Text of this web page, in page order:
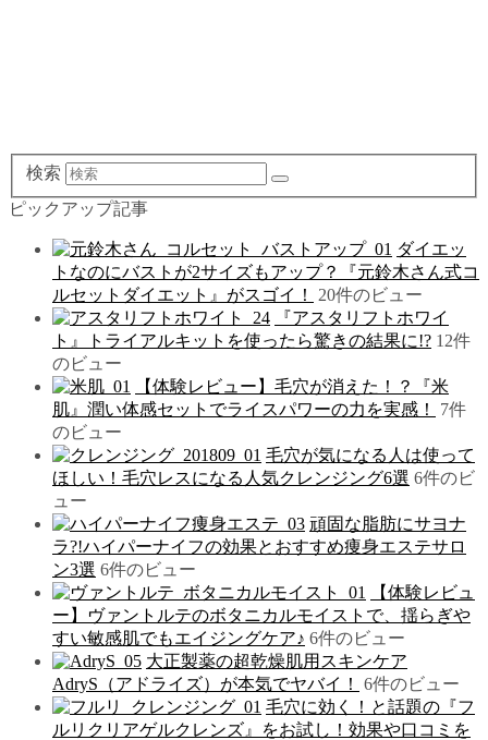
検索
ピックアップ記事
ダイエッ
トなのにバストが2サイズもアップ？『元鈴木さん式コ
ルセットダイエット』がスゴイ！
20件のビュー
『アスタリフトホワイ
ト』トライアルキットを使ったら驚きの結果に!? 12件
のビュー
【体験レビュー】毛穴が消えた！？『米
肌』潤い体感セットでライスパワーの力を実感！
7件
のビュー
毛穴が気になる人は使って
ほしい！毛穴レスになる人気クレンジング6選 6件のビ
ュー
頑固な脂肪にサヨナ
ラ?!ハイパーナイフの効果とおすすめ痩身エステサロ
ン3選 6件のビュー
【体験レビュ
ー】ヴァントルテのボタニカルモイストで、揺らぎや
すい敏感肌でもエイジングケア♪ 6件のビュー
大正製薬の超乾燥肌用スキンケア
AdryS（アドライズ）が本気でヤバイ！
6件のビュー
毛穴に効く！と話題の『フ
ルリクリアゲルクレンズ』をお試し！効果や口コミを